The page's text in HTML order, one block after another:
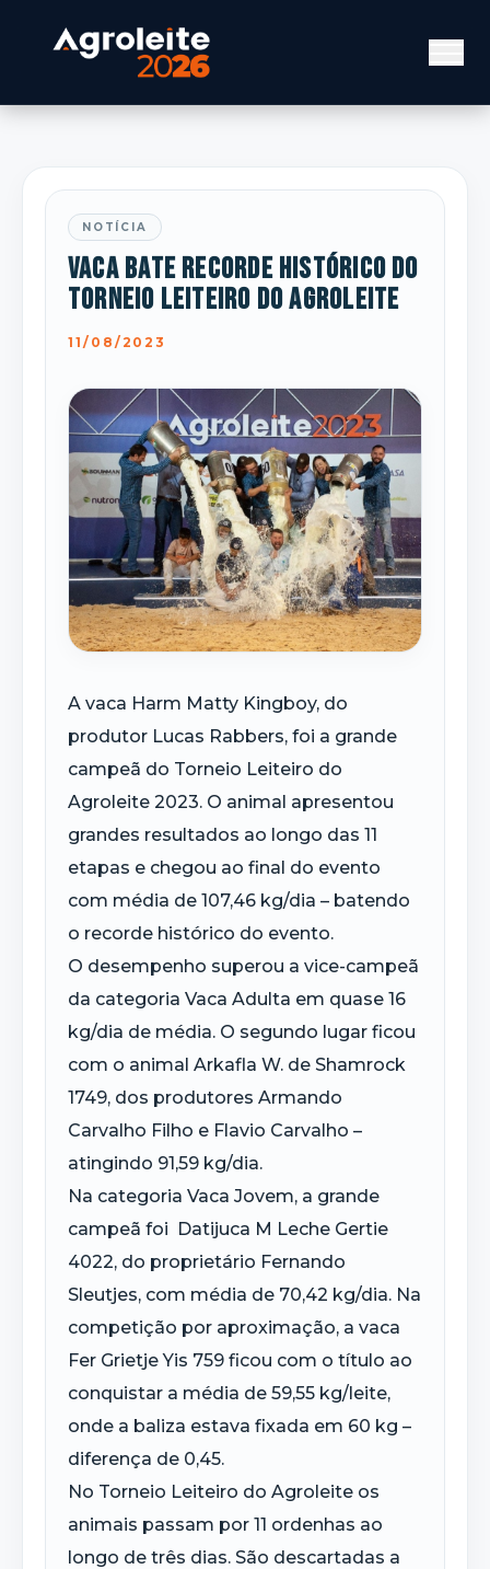
NOTÍCIA
Vaca bate recorde histórico do
Torneio Leiteiro do Agroleite
11/08/2023
A vaca Harm Matty Kingboy, do
produtor Lucas Rabbers, foi a grande
campeã do Torneio Leiteiro do
Agroleite 2023. O animal apresentou
grandes resultados ao longo das 11
etapas e chegou ao final do evento
com média de 107,46 kg/dia – batendo
o recorde histórico do evento.
O desempenho superou a vice-campeã
da categoria Vaca Adulta em quase 16
kg/dia de média. O segundo lugar ficou
com o animal Arkafla W. de Shamrock
1749, dos produtores Armando
Carvalho Filho e Flavio Carvalho –
atingindo 91,59 kg/dia.
Na categoria Vaca Jovem, a grande
campeã foi Datijuca M Leche Gertie
4022, do proprietário Fernando
Sleutjes, com média de 70,42 kg/dia. Na
competição por aproximação, a vaca
Fer Grietje Yis 759 ficou com o título ao
conquistar a média de 59,55 kg/leite,
onde a baliza estava fixada em 60 kg –
diferença de 0,45.
No Torneio Leiteiro do Agroleite os
animais passam por 11 ordenhas ao
longo de três dias. São descartadas a